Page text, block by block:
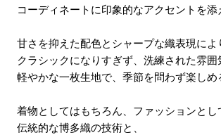
コーディネートに印象的なアクセントを添
甘さを抑えた配色とシャープな織表現によ
クラシックになりすぎず、洗練された雰囲
軽やかな一枚生地で、季節を問わず楽しめ
着物としてはもちろん、ファッションとし
伝統的な博多織の技術と、